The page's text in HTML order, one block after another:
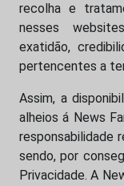
recolha e
nesses
exatidão,
pertencentes a
Assim, a
alheios á News
responsabilidade
sendo, por
Privacidade. A